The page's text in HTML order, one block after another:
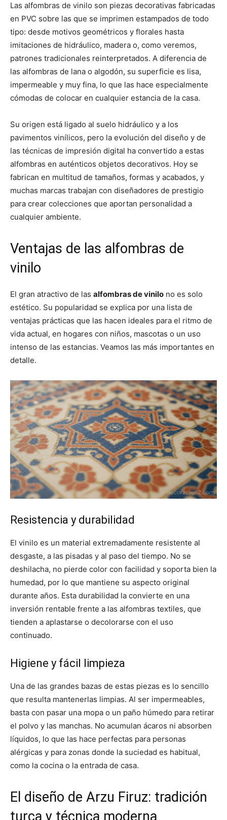
Las alfombras de vinilo son piezas decorativas fabricadas
en PVC sobre las que se imprimen estampados de todo
tipo: desde motivos geométricos y florales hasta
imitaciones de hidráulico, madera o, como veremos,
patrones tradicionales reinterpretados. A diferencia de
las alfombras de lana o algodón, su superficie es lisa,
impermeable y muy fina, lo que las hace especialmente
cómodas de colocar en cualquier estancia de la casa.
Su origen está ligado al suelo hidráulico y a los
pavimentos vinílicos, pero la evolución del diseño y de
las técnicas de impresión digital ha convertido a estas
alfombras en auténticos objetos decorativos. Hoy se
fabrican en multitud de tamaños, formas y acabados, y
muchas marcas trabajan con diseñadores de prestigio
para crear colecciones que aportan personalidad a
cualquier ambiente.
Ventajas de las alfombras de
vinilo
El gran atractivo de las alfombras de vinilo no es solo
estético. Su popularidad se explica por una lista de
ventajas prácticas que las hacen ideales para el ritmo de
vida actual, en hogares con niños, mascotas o un uso
intenso de las estancias. Veamos las más importantes en
detalle.
Resistencia y durabilidad
El vinilo es un material extremadamente resistente al
desgaste, a las pisadas y al paso del tiempo. No se
deshilacha, no pierde color con facilidad y soporta bien la
humedad, por lo que mantiene su aspecto original
durante años. Esta durabilidad la convierte en una
inversión rentable frente a las alfombras textiles, que
tienden a aplastarse o decolorarse con el uso
continuado.
Higiene y fácil limpieza
Una de las grandes bazas de estas piezas es lo sencillo
que resulta mantenerlas limpias. Al ser impermeables,
basta con pasar una mopa o un paño húmedo para retirar
el polvo y las manchas. No acumulan ácaros ni absorben
líquidos, lo que las hace perfectas para personas
alérgicas y para zonas donde la suciedad es habitual,
como la cocina o la entrada de casa.
El diseño de Arzu Firuz: tradición
turca y técnica moderna